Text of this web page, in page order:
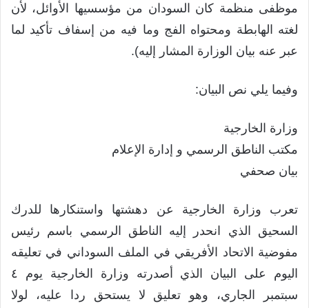
موظفى منظمة كان السودان من مؤسسيها الأوائل، لأن
لغته الهابطة ومحتواه الفج وما فيه من إسفاف تأكيد لما
عبر عنه بيان الوزارة المشار إليه).
وفيما يلي نص البيان:
وزارة الخارجية
مكتب الناطق الرسمي و إدارة الإعلام
بيان صحفي
تعرب وزارة الخارجية عن دهشتها واستنكارها للدرك
السحيق الذي انحدر إليه الناطق الرسمي باسم رئيس
مفوضية الاتحاد الأفريقي في الملف السوداني في تعليقه
اليوم على البيان الذي أصدرته وزارة الخارجية يوم ٤
سبتمبر الجاري، وهو تعليق لا يستحق ردا عليه، لولا